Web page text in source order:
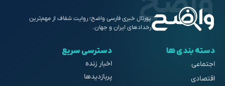
پورتال خبری فارسی واضح؛ روایت شفاف از مهم‌ترین
رخدادهای ایران و جهان.
دسته بندی ها
اجتماعی
اقتصادی
دسترسی سریع
اخبار زنده
پربازدیدها